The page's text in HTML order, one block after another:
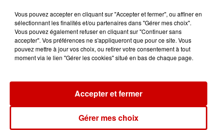
Destination Vacances - Gagnez
votre séjour en famille au cœur
de la...
vous !
Vous pouvez accepter en cliquant sur "Accepter et fermer", ou affiner en
sélectionnant les finalités et/ou partenaires dans "Gérer mes choix".
Vous pouvez également refuser en cliquant sur "Continuer sans
accepter". Vos préférences ne s'appliqueront que pour ce site. Vous
pouvez mettre à jour vos choix, ou retirer votre consentement à tout
moment via le lien "Gérer les cookies" situé en bas de chaque page.
Gérer mes choix
Accepter et fermer